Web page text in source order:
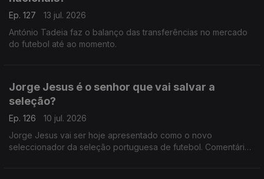
Ep. 127
13 jul. 2026
António Tadeia faz o balanço das transferências no mercado
do futebol até ao momento.
Jorge Jesus é o senhor que vai salvar a
seleção?
Ep. 126
10 jul. 2026
Jorge Jesus vai ser hoje apresentado como o novo
seleccionador da seleção portuguesa de futebol. Comentário